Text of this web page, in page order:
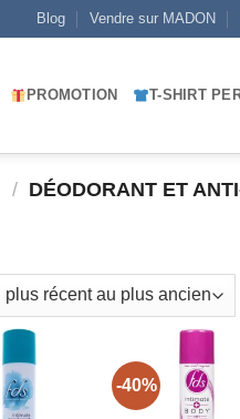
Blog Vendre sur MADON
PROMOTION T-SHIRT
/ DÉODORANT ET
AJOUTER
À MES
-40%
AJOUTER
À MES